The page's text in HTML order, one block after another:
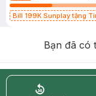
Bill 199K Sunplay tặng
Bạn đã có